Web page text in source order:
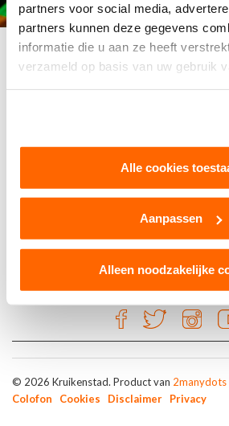
partners voor social media,
partners kunnen deze gegevens
informatie die u aan ze heeft
verzameld op basis van uw gebruik
Alle cookies
Aanpassen
Alleen noodzakelijke
© 2026 Kruikenstad. Product van 2manydots
Colofon
Cookies Disclaimer Privacy